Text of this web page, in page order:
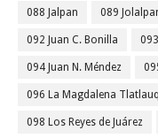
088 Jalpan 089
092 Juan C. Bonilla
094 Juan N. Méndez
096 La Magdalena
098 Los Reyes de Juárez